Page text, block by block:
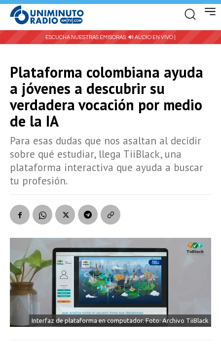
ESCUCHA NUESTRAS EMISORAS: 🔊 AUDIO EN VIVO |
Plataforma colombiana ayuda
a jóvenes a descubrir su
verdadera vocación por medio
de la IA
Para esas dudas que nos asaltan al decidir
sobre qué estudiar, llega TiiBlack, una
plataforma interactiva que ayuda a buscar
tu profesión.
Interfaz de plataforma en computador. Foto: Archivo TiiBlack